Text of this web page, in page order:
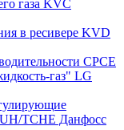
газа KVC
в ресивере KVD
CPCE
газ" LG
TCHE Данфосс